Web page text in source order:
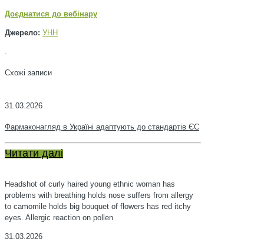
Доєднатися до вебінару
Джерело: УНН
.
Схожі записи
31.03.2026
Фармаконагляд в Україні адаптують до стандартів ЄС
Читати далі
Headshot of curly haired young ethnic woman has
problems with breathing holds nose suffers from allergy
to camomile holds big bouquet of flowers has red itchy
eyes. Allergic reaction on pollen
31.03.2026